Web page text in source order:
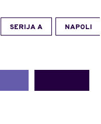
SERIJA A NAPOLI